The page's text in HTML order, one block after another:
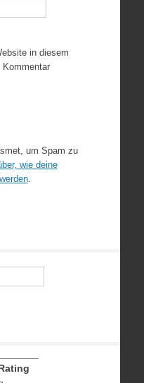
in diesem
Kommentar
um Spam zu
wie deine
.